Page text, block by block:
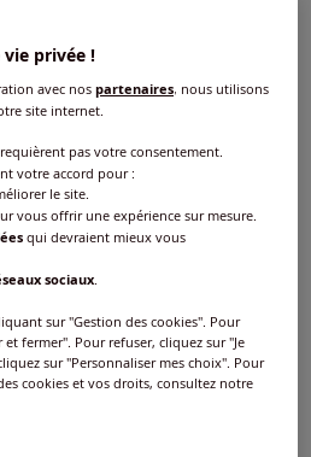
fines
4/5
privée !
avec nospartenaires, nous utilisons
site internet.
pas votre consentement.
votre accord pour :
le site.
vous offrir une expérience sur mesure.
qui devraient mieux vous
sociaux.
sur "Gestion des cookies". Pour
fermer". Pour refuser, cliquez sur "Je
sur "Personnaliser mes choix". Pour
cookies et vos droits, consultez notre